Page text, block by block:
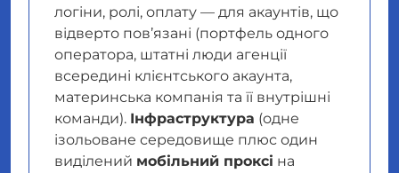
логіни, ролі, оплату — для акаунтів, що
відверто пов’язані (портфель одного
оператора, штатні люди агенції
всередині клієнтського акаунта,
материнська компанія та її внутрішні
команди). Інфраструктура (одне
ізольоване середовище плюс один
виділений мобільний проксі на